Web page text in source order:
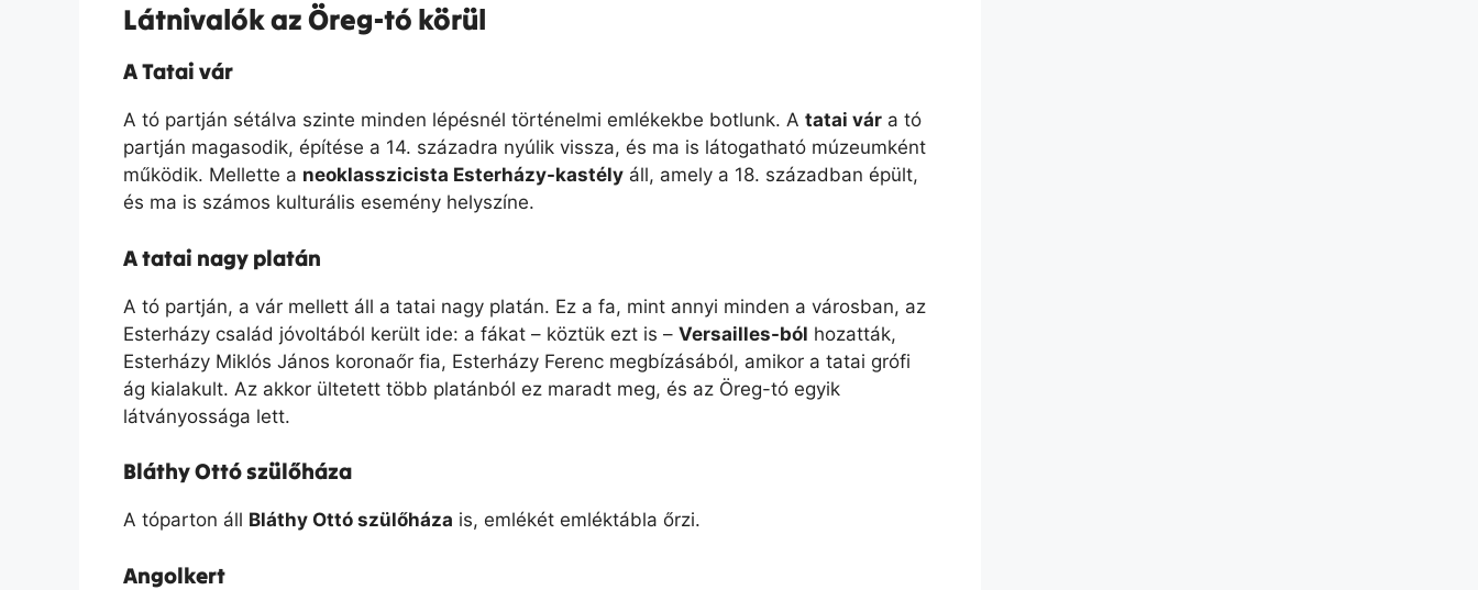
Látnivalók az Öreg-tó körül
A Tatai vár
A tó partján sétálva szinte minden lépésnél történelmi emlékekbe botlunk. A tatai vár a tó
partján magasodik, építése a 14. századra nyúlik vissza, és ma is látogatható múzeumként
működik. Mellette a neoklasszicista Esterházy-kastély áll, amely a 18. században épült,
és ma is számos kulturális esemény helyszíne.
A tatai nagy platán
A tó partján, a vár mellett áll a tatai nagy platán. Ez a fa, mint annyi minden a városban, az
Esterházy család jóvoltából került ide: a fákat – köztük ezt is – Versailles-ból hozatták,
Esterházy Miklós János koronaőr fia, Esterházy Ferenc megbízásából, amikor a tatai grófi
ág kialakult. Az akkor ültetett több platánból ez maradt meg, és az Öreg-tó egyik
látványossága lett.
Bláthy Ottó szülőháza
A tóparton áll Bláthy Ottó szülőháza is, emlékét emléktábla őrzi.
Angolkert